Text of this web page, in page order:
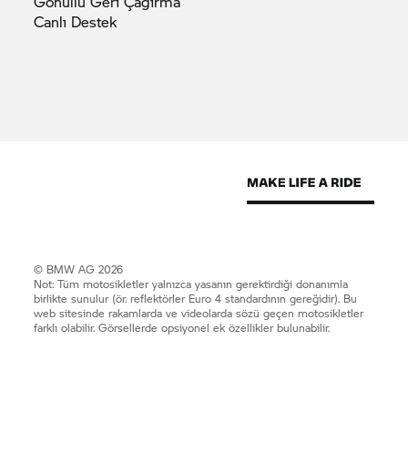
Canlı Destek
© BMW AG 2026
Not: Tüm motosikletler yalnızca yasanın gerektirdiği donanımla
birlikte sunulur (ör. reflektörler Euro 4 standardının gereğidir). Bu
web sitesinde rakamlarda ve videolarda sözü geçen motosikletler
farklı olabilir. Görsellerde opsiyonel ek özellikler bulunabilir.